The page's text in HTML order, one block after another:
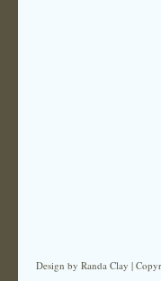
Design by Randa Clay |